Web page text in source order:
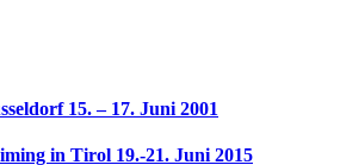
15. – 17. Juni 2001
in Tirol 19.-21. Juni 2015